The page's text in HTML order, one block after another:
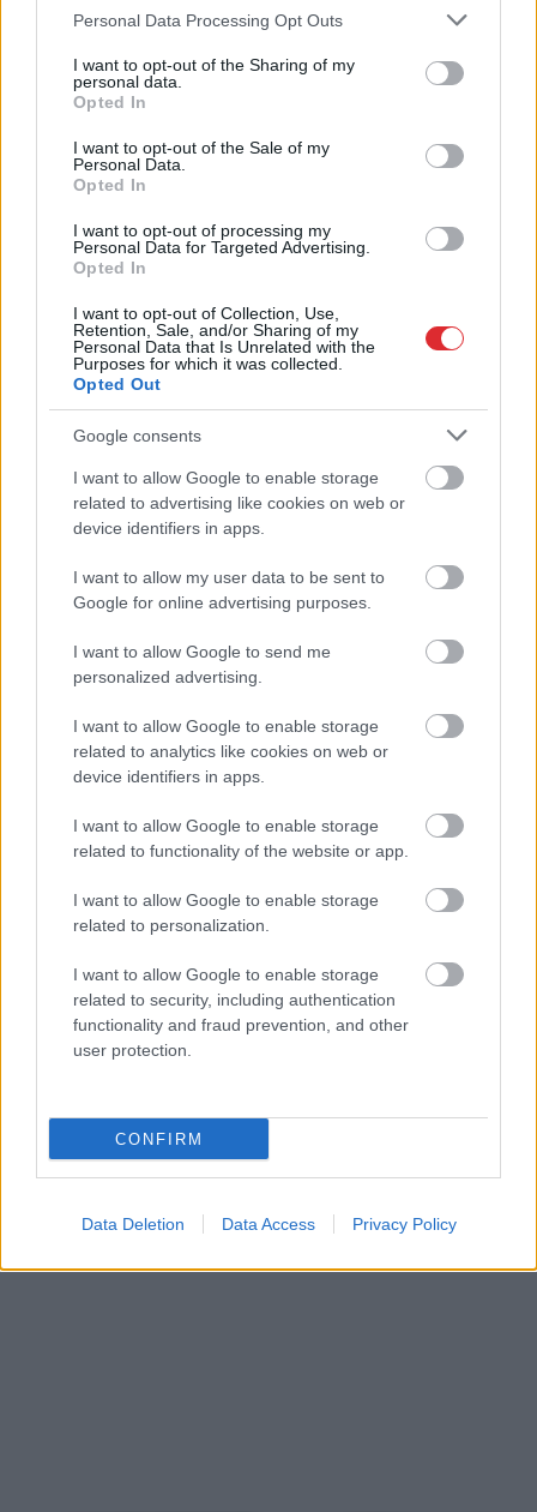
Please note that this website/app uses one or more Google
not limited to your visit or usage behaviour. You may click to
grant or deny consent to Google and its third-party tags to
use your data for below specified purposes in below Google
consent section.
Personal Data Processing Opt Outs
I want to opt-out of the Sharing of my
personal data.
Opted In
I want to opt-out of the Sale of my
Personal Data.
Opted In
I want to opt-out of processing my
Personal Data for Targeted Advertising.
Opted In
I want to opt-out of Collection, Use,
Retention, Sale, and/or Sharing of my
Personal Data that Is Unrelated with the
Purposes for which it was collected.
Opted Out
Google consents
I want to allow Google to enable storage
related to advertising like cookies on web or
device identifiers in apps.
I want to allow my user data to be sent to
Google for online advertising purposes.
I want to allow Google to send me
personalized advertising.
I want to allow Google to enable storage
related to analytics like cookies on web or
device identifiers in apps.
I want to allow Google to enable storage
related to functionality of the website or app.
I want to allow Google to enable storage
related to personalization.
I want to allow Google to enable storage
related to security, including authentication
functionality and fraud prevention, and other
user protection.
CONFIRM
Data Deletion Data Access Privacy Policy
jebkurām pankūkām!
dzimtcilvēki,” rīdzinieks
organizēšanu
TESTS.Matemātikas duelis:
vai vari pārspēt
deviņgadnieku
matemātikā?
Piecēliesun aizgāji, vai
pastūmi krēslu kārtīgi
ko pasaka par tavu
raksturu
“Tas vēl no padomju
laikiem…” Šics uzskata,
pastāv savstarpēja
Atcelt Ziņot